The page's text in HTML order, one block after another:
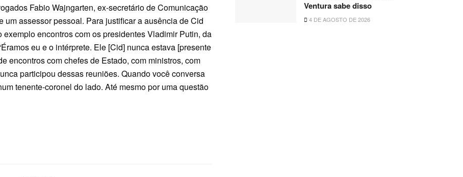
Fabio Wajngarten, ex-secretário de Comunicação
assessor pessoal. Para justificar a ausência de Cid
encontros com os presidentes Vladimir Putin, da
eu e o intérprete. Ele [Cid] nunca estava [presente
encontros com chefes de Estado, com ministros, com
participou dessas reuniões. Quando você conversa
tenente-coronel do lado. Até mesmo por uma questão
Ventura sabe disso
4 DE AGOSTO DE 2026